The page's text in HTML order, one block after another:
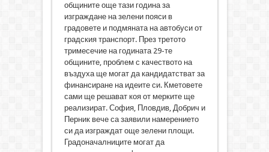
общините още тази година за
изграждане на зелени пояси в
градовете и подмяната на автобуси от
градския транспорт. През третото
тримесечие на годината 29-те
общините, проблем с качеството на
въздуха ще могат да кандидатстват за
финансиране на идеите си. Кметовете
сами ще решават коя от мерките ще
реализират. София, Пловдив, Добрич и
Перник вече са заявили намерението
си да изграждат още зелени площи.
Градоначалниците могат да